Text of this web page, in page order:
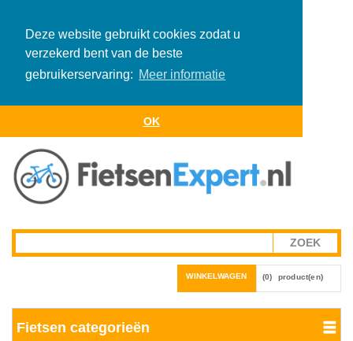
Deze website gebruikt cookies zodat u
verzekerd bent van de beste
gebruikerservaring: Meer informatie
OK
WINKELWAGEN (0) product(en)
Fietsen categorieën